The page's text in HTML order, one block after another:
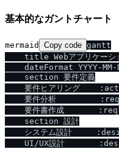
基本的なガントチャート
mermaid Copy code gantt
title Webアプリケーシ
dateFormat YYYY-MM-
    section 要件定義
要件ヒアリング
要件分析
要件書作成
    section 設計
システム設計
UI/UX設計